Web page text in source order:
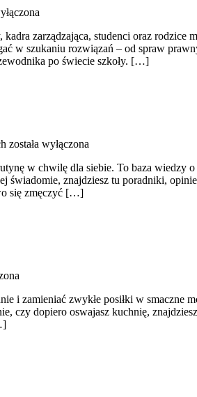
zarządzająca, studenci oraz
w szukaniu rozwiązań – od spraw
po świecie szkoły. […]
została wyłączona
w chwilę dla siebie. To baza wiedzy
znajdziesz tu poradniki,
się zmęczyć […]
i zamieniać zwykłe posiłki w smaczne
czy dopiero oswajasz kuchnię,